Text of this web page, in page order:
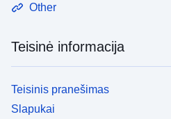
Other
Teisinė informacija
Teisinis pranešimas
Slapukai